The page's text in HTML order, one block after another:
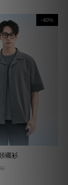
-40%
襯衫